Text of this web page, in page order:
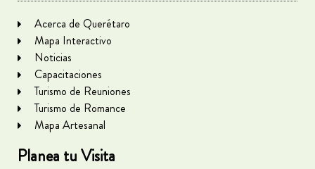
Acerca de Querétaro
Mapa Interactivo
Noticias
Capacitaciones
Turismo de Reuniones
Turismo de Romance
Mapa Artesanal
Planea tu Visita